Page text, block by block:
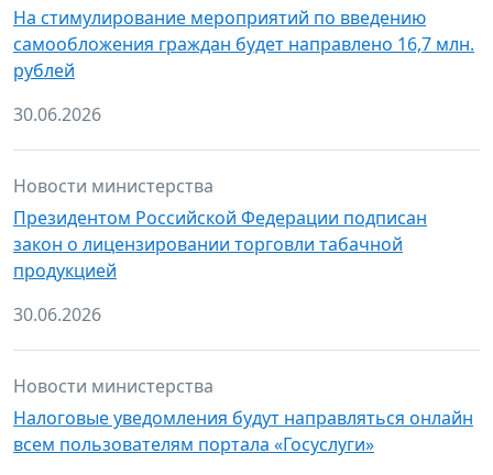
На стимулирование мероприятий по введению
самообложения граждан будет направлено 16,7 млн.
рублей
30.06.2026
Новости министерства
Президентом Российской Федерации подписан
закон о лицензировании торговли табачной
продукцией
30.06.2026
Новости министерства
Налоговые уведомления будут направляться онлайн
всем пользователям портала «Госуслуги»